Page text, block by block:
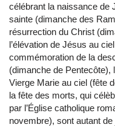
célébrant la naissance de
sainte (dimanche des
résurrection du Christ
l’élévation de Jésus au
commémoration de la
(dimanche de Pentecôte),
Vierge Marie au ciel (fête
la fête des morts, qui
par l’Église catholique
novembre), sont autant